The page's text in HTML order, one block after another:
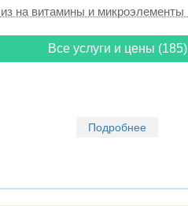
на витамины и микроэлементы
Все услуги и цены (185)
Подробнее